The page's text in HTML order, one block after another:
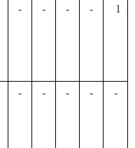
- - - - 1
- - - - -